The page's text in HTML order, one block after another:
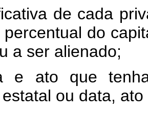
de cada
do
a ser alienado;
e ato que
ou data,